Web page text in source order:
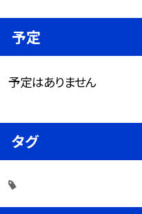
予定
予定はありません
タグ